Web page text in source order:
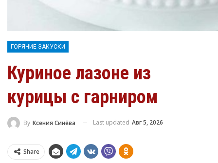
ГОРЯЧИЕ ЗАКУСКИ
Куриное лазоне из
курицы с гарниром
By Ксения Синёва Last updated Авг 5, 2026
Share